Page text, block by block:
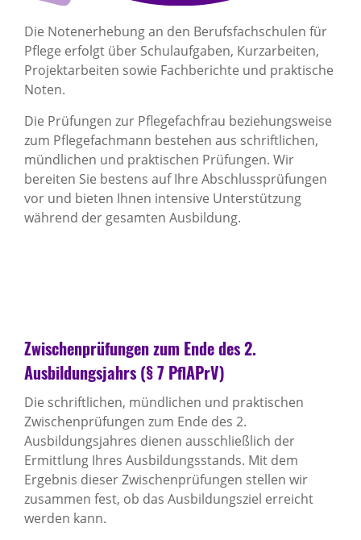
Die Notenerhebung an den Berufsfachschulen für
Pflege erfolgt über Schulaufgaben, Kurzarbeiten,
Projektarbeiten sowie Fachberichte und praktische
Noten.
Die Prüfungen zur Pflegefachfrau beziehungsweise
zum Pflegefachmann bestehen aus schriftlichen,
mündlichen und praktischen Prüfungen. Wir
bereiten Sie bestens auf Ihre Abschlussprüfungen
vor und bieten Ihnen intensive Unterstützung
während der gesamten Ausbildung.
Zwischenprüfungen zum Ende des 2.
Ausbildungsjahrs (§ 7 PflAPrV)
Die schriftlichen, mündlichen und praktischen
Zwischenprüfungen zum Ende des 2.
Ausbildungsjahres dienen ausschließlich der
Ermittlung Ihres Ausbildungsstands. Mit dem
Ergebnis dieser Zwischenprüfungen stellen wir
zusammen fest, ob das Ausbildungsziel erreicht
werden kann.